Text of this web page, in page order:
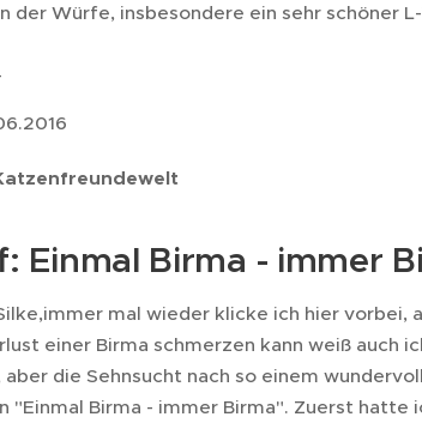
der Würfe, insbesondere ein sehr schöner
Einmal Birma - immer
mal wieder klicke ich hier vorbei,
einer Birma schmerzen kann weiß auch
aber die Sehnsucht nach so einem
"Einmal Birma - immer Birma". Zuerst